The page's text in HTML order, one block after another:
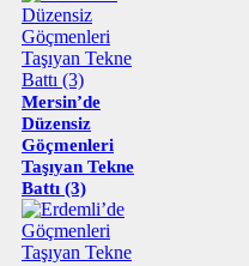
Mersin’de
Düzensiz
Göçmenleri
Taşıyan Tekne
Battı (3)